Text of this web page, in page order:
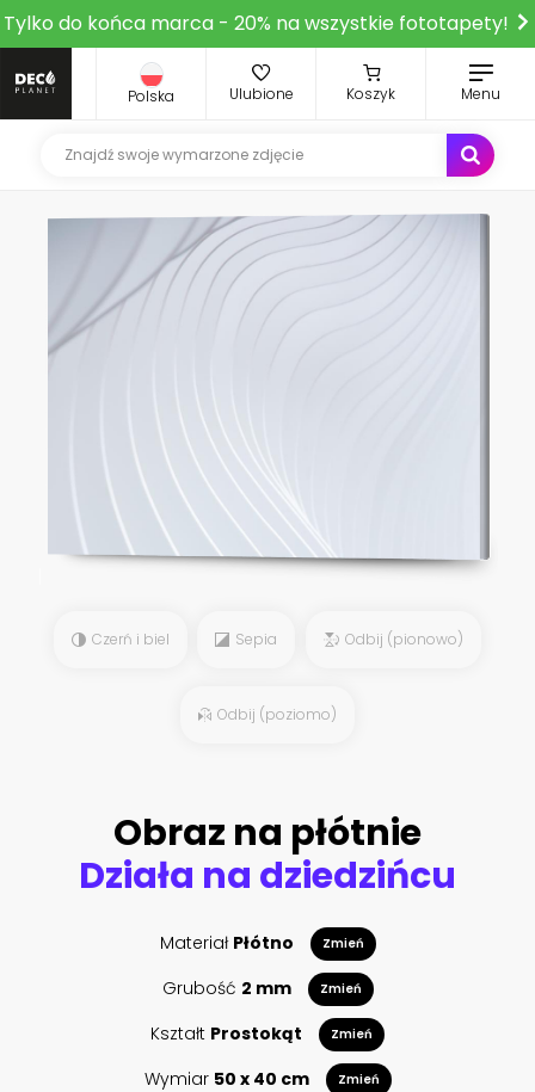
Tylko do końca marca - 20% na wszystkie fototapety!
Polska Ulubione Koszyk Menu
Czerń i biel Sepia Odbij (pionowo)
Odbij (poziomo)
Obraz na płótnie
Działa na dziedzińcu
Materiał Płótno Zmień
Grubość 2 mm Zmień
Kształt Prostokąt Zmień
Wymiar 50 x 40 cm Zmień